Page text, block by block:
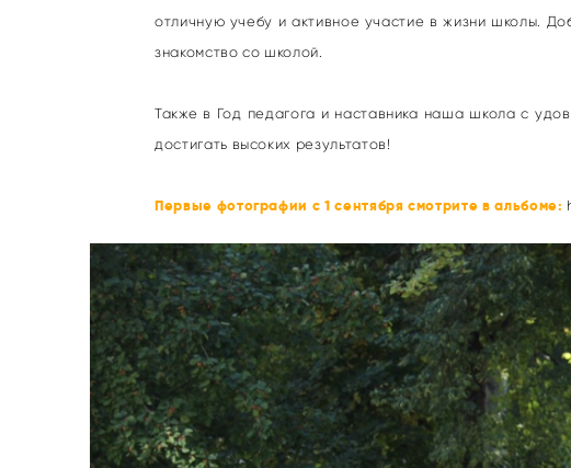
отличную учебу и активное участие в жизни школы.
знакомство со школой.
Также в Год педагога и наставника наша школа с
достигать высоких результатов!
Первые фотографии с 1 сентября смотрите в альбоме: